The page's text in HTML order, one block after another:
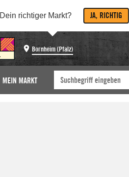
Dein richtiger Markt? JA, RICHTIG
Bornheim (Pfalz)
MEIN MARKT